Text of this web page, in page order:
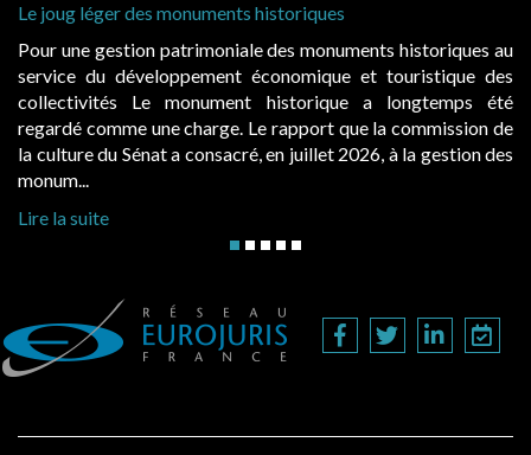
historiques au
et touristique des
a longtemps été
que la commission de
2026, à la gestion des
Cabines de plage : le juge admet des
Evocatrices des bains de mer, les
également un beau sujet domanial.
public, elles donnent lieu au
d’occupation. Saisies par des